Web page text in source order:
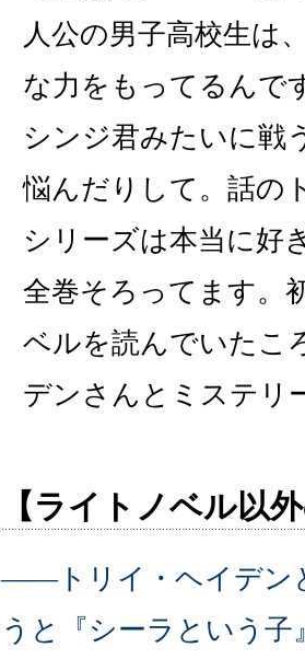
人公の男子高校生は
な力をもってるんで
シンジ君みたいに戦
悩んだりして。話の
シリーズは本当に好
全巻そろってます。
ベルを読んでいたこ
デンさんとミステリ
【ライトノベル以
――トリイ・ヘイデン
うと『シーラという子